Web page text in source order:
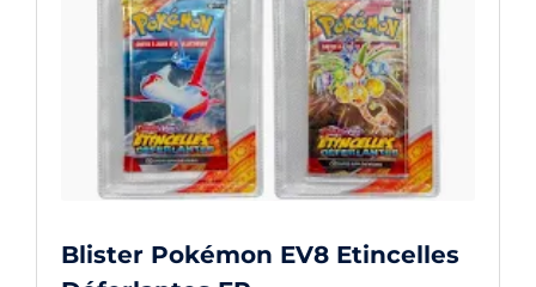
Blister Pokémon EV8 Etincelles